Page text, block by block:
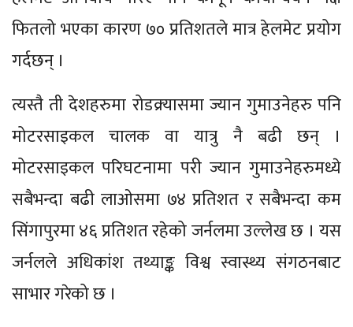
फितलो भएका कारण ७० प्रतिशतले मात्र हेलमेट प्रयोग
गर्दछन् ।
त्यस्तै ती देशहरुमा रोडक्र्यासमा ज्यान गुमाउनेहरु पनि
मोटरसाइकल चालक वा यात्रु नै बढी छन् ।
मोटरसाइकल परिघटनामा परी ज्यान गुमाउनेहरुमध्ये
सबैभन्दा बढी लाओसमा ७४ प्रतिशत र सबैभन्दा कम
सिंगापुरमा ४६ प्रतिशत रहेको जर्नलमा उल्लेख छ । यस
जर्नलले अधिकांश तथ्याङ्क विश्व स्वास्थ्य संगठनबाट
साभार गरेको छ ।